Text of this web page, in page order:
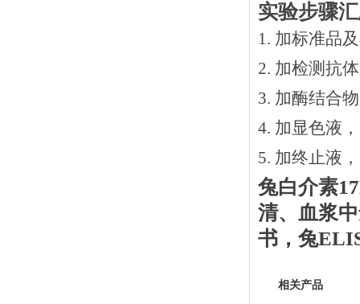
实验步骤
1. 加标准品
2. 加检测抗
3. 加酶结合
4. 加显色液
5. 加终止液
兔白介素17
清、血浆中
书 ， 兔
相关产品